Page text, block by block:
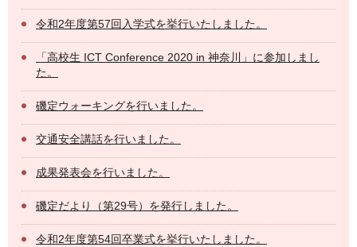
令和2年度第57回入学式を挙行いたしました。
「高校生 ICT Conference 2020 in 神奈川」に参加しまし
た。
磯定ウォーキングを行いました。
交通安全講話を行いました。
成果発表会を行いました。
磯定だより（第29号）を発行しました。
令和2年度第54回卒業式を挙行いたしました。